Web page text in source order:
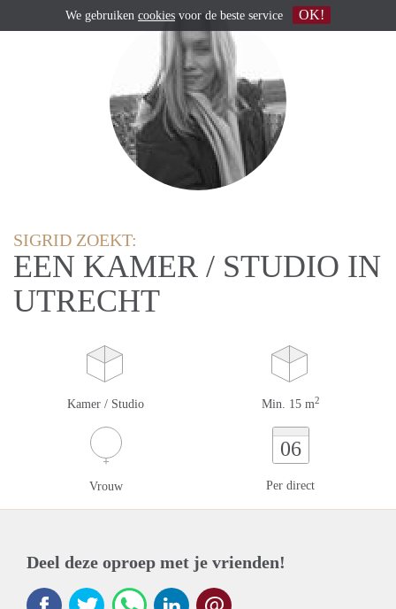
SIGRID ZOEKT:
EEN KAMER / STUDIO IN
UTRECHT
Kamer / Studio Min. 15 m2
Vrouw
06
Per direct
Deel deze oproep met je vrienden!
We gebruiken cookies voor de beste service OK!